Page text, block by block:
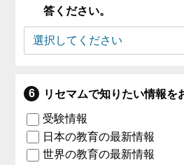
答ください。
リセマムで知りたい情報を
受験情報
日本の教育の最新情報
世界の教育の最新情報